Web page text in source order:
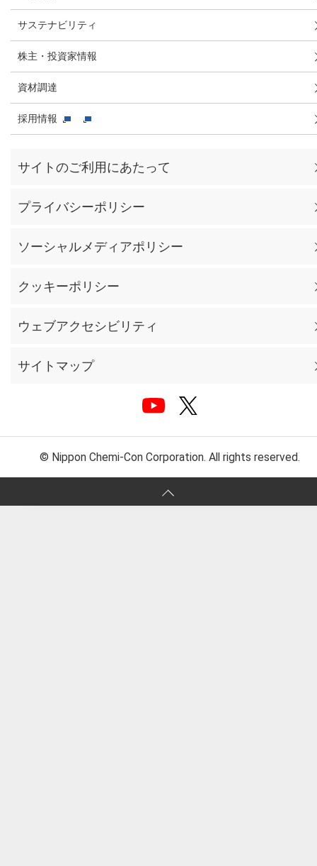
サステナビリティ
株主・投資家情報
資材調達
採用情報
サイトのご利用にあたって
プライバシーポリシー
ソーシャルメディアポリシー
クッキーポリシー
ウェブアクセシビリティ
サイトマップ
© Nippon Chemi-Con Corporation. All rights reserved.